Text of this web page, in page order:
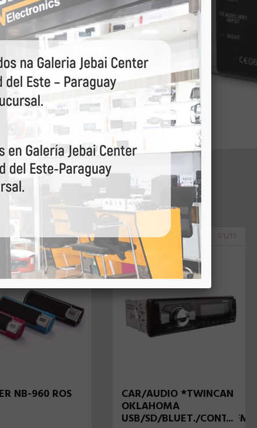
MAIS
24556
NB-960 ROSA
Twincan 91213
CAR/AUDIO *TWINCAN
OKLAHOMA
USB/SD/BLUET./CONT./FM/